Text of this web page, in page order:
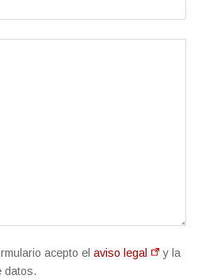
acepto elaviso legal
y la
datos.